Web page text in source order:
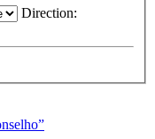
Direction: